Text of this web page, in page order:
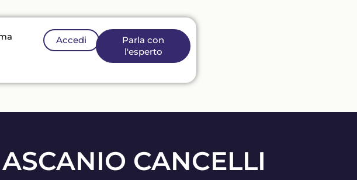
Accedi
Parla con
l'esperto
ASCANIO CANCELLI